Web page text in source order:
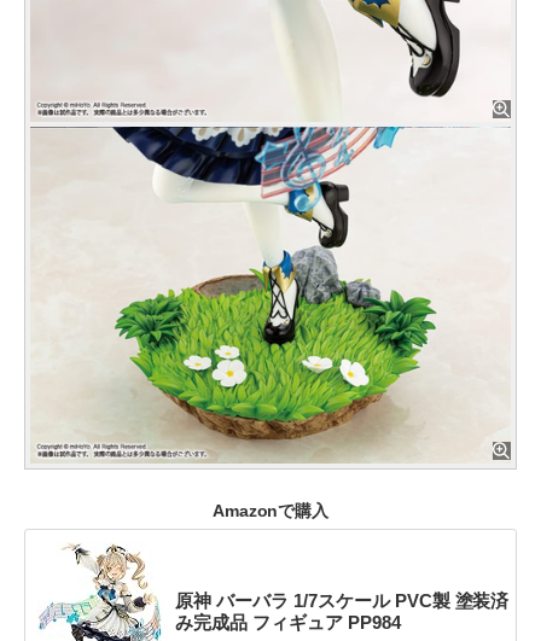
Amazonで購入
原神 バーバラ 1/7スケール PVC製 塗装済
み完成品 フィギュア PP984